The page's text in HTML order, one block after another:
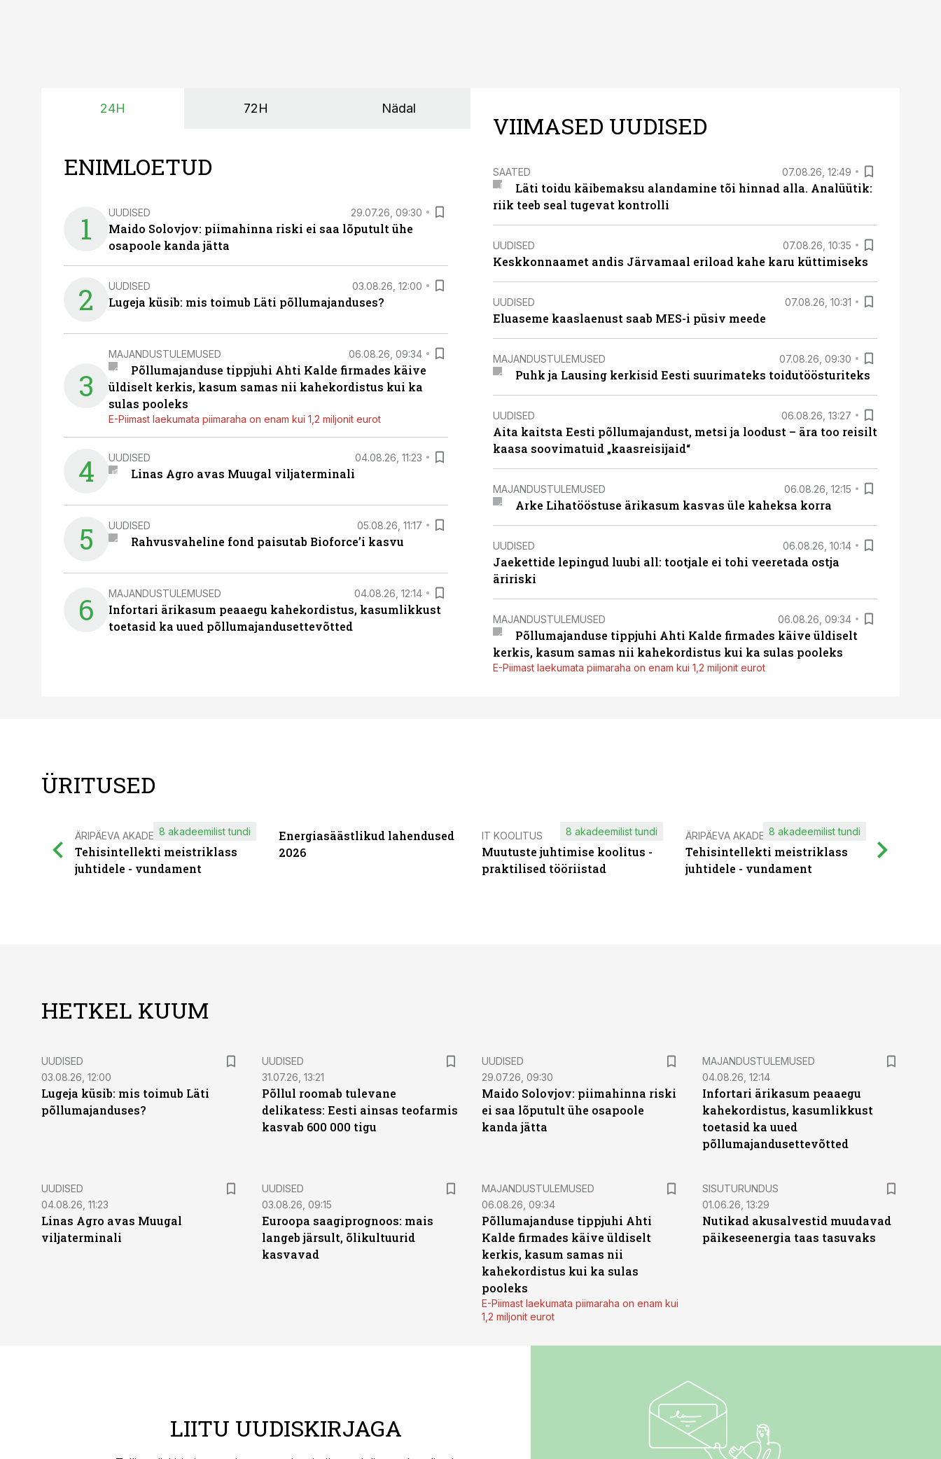
24H 72H Nädal
ENIMLOETUD
1 UUDISED 29.07.26, 09:30
Maido Solovjov: piimahinna riski ei saa lõputult ühe
osapoole kanda jätta
2 UUDISED 03.08.26, 12:00
Lugeja küsib: mis toimub Läti põllumajanduses?
3
MAJANDUSTULEMUSED 06.08.26, 09:34
Põllumajanduse tippjuhi Ahti Kalde firmades käive
üldiselt kerkis, kasum samas nii kahekordistus kui ka
sulas pooleks
E-Piimast laekumata piimaraha on enam kui 1,2 miljonit eurot
4 UUDISED 04.08.26, 11:23
Linas Agro avas Muugal viljaterminali
5 UUDISED 05.08.26, 11:17
Rahvusvaheline fond paisutab Bioforce’i kasvu
6 MAJANDUSTULEMUSED 04.08.26, 12:14
Infortari ärikasum peaaegu kahekordistus, kasumlikkust
toetasid ka uued põllumajandusettevõtted
VIIMASED UUDISED
SAATED 07.08.26, 12:49
Läti toidu käibemaksu alandamine tõi hinnad alla. Analüütik:
riik teeb seal tugevat kontrolli
UUDISED 07.08.26, 10:35
Keskkonnaamet andis Järvamaal eriload kahe karu küttimiseks
UUDISED 07.08.26, 10:31
Eluaseme kaaslaenust saab MES-i püsiv meede
MAJANDUSTULEMUSED 07.08.26, 09:30
Puhk ja Lausing kerkisid Eesti suurimateks toidutöösturiteks
UUDISED 06.08.26, 13:27
Aita kaitsta Eesti põllumajandust, metsi ja loodust – ära too reisilt
kaasa soovimatuid „kaasreisijaid“
MAJANDUSTULEMUSED 06.08.26, 12:15
Arke Lihatööstuse ärikasum kasvas üle kaheksa korra
UUDISED 06.08.26, 10:14
Jaekettide lepingud luubi all: tootjale ei tohi veeretada ostja
äririski
MAJANDUSTULEMUSED 06.08.26, 09:34
Põllumajanduse tippjuhi Ahti Kalde firmades käive üldiselt
kerkis, kasum samas nii kahekordistus kui ka sulas pooleks
E-Piimast laekumata piimaraha on enam kui 1,2 miljonit eurot
ÜRITUSED
ÄRIPÄEVA AKADEEMIA
Tehisintellekti meistriklass
juhtidele - vundament
8 akadeemilist tundi
Energiasäästlikud lahendused
2026
IT KOOLITUS
Muutuste juhtimise koolitus -
praktilised tööriistad
8 akadeemilist tundi ÄRIPÄEVA AKADEEMIA
Tehisintellekti meistriklass
juhtidele - vundament
8 akadeemilist tundi
HETKEL KUUM
UUDISED
03.08.26, 12:00
Lugeja küsib: mis toimub Läti
põllumajanduses?
UUDISED
31.07.26, 13:21
Põllul roomab tulevane
delikatess: Eesti ainsas teofarmis
kasvab 600 000 tigu
UUDISED
29.07.26, 09:30
Maido Solovjov: piimahinna riski
ei saa lõputult ühe osapoole
kanda jätta
MAJANDUSTULEMUSED
04.08.26, 12:14
Infortari ärikasum peaaegu
kahekordistus, kasumlikkust
toetasid ka uued
põllumajandusettevõtted
UUDISED
04.08.26, 11:23
Linas Agro avas Muugal
viljaterminali
UUDISED
03.08.26, 09:15
Euroopa saagiprognoos: mais
langeb järsult, õlikultuurid
kasvavad
MAJANDUSTULEMUSED
06.08.26, 09:34
Põllumajanduse tippjuhi Ahti
Kalde firmades käive üldiselt
kerkis, kasum samas nii
kahekordistus kui ka sulas
pooleks
E-Piimast laekumata piimaraha on enam kui
1,2 miljonit eurot
ST
SISUTURUNDUS
01.06.26, 13:29
Nutikad akusalvestid muudavad
päikeseenergia taas tasuvaks
LIITU UUDISKIRJAGA